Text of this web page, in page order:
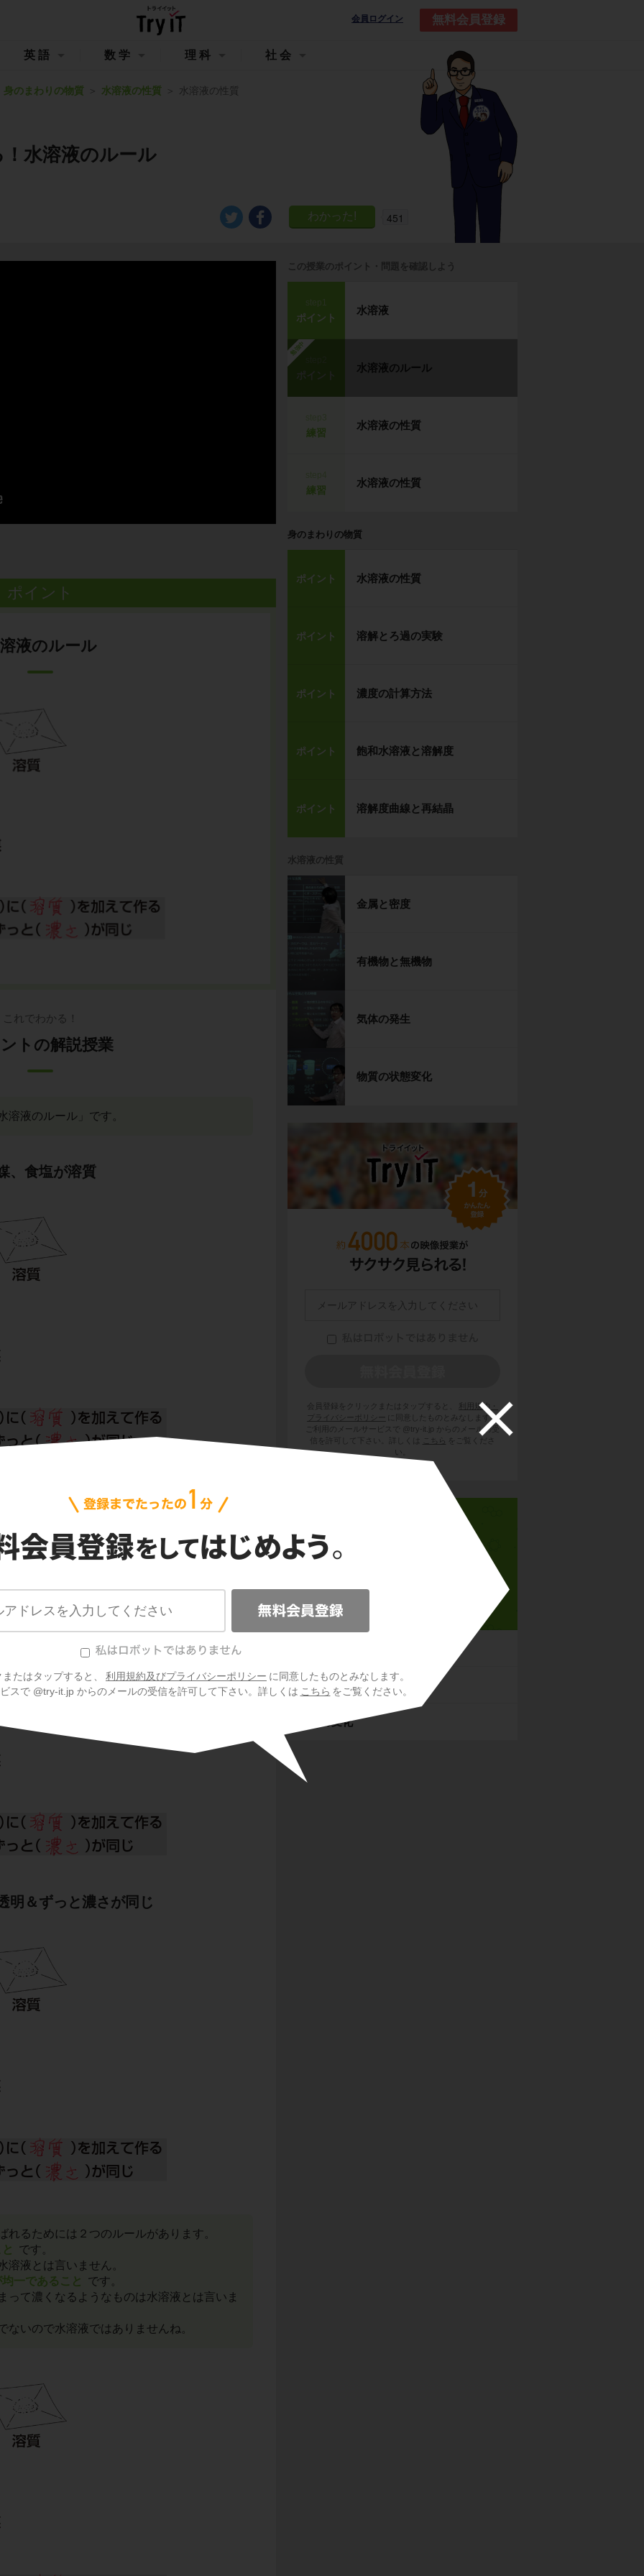
会員ログイン 無料会員登録
たはタップすると、 利用規約及びプライバシーポリシー に同意したものとみなします。
スで @try-it.jp からのメールの受信を許可して下さい。詳しくは こちら をご覧ください。
英語 数学 理科 社会
身のまわりの物質 水溶液の性質 水溶液の性質
水溶液のルール
451
ポイント
液のルール
これでわかる！
トの解説授業
溶液のルール」です。
、食塩が溶質
について学習しましょう。
かす液体のことを溶媒といいます。
のことを溶質 といいます。
明＆ずっと濃さが同じ
れるためには２つのルールがあります。
です。
溶液とは言いません。
一であること
です。
って濃くなるようなものは水溶液とは言いま
ないので水溶液ではありませんね。
この授業のポイント・問題を確認しよう
step1
ポイント
水溶液
勉強中
ポイント
水溶液のルール
練習
水溶液の性質
練習
水溶液の性質
身のまわりの物質
ポイント 水溶液の性質
ポイント 溶解とろ過の実験
ポイント 濃度の計算方法
ポイント 飽和水溶液と溶解度
ポイント 溶解度曲線と再結晶
水溶液の性質
金属と密度
有機物と無機物
気体の発生
物質の状態変化
会員登録をクリックまたはタップすると、
利用規約・
プライバシーポリシー
に同意したものとみなします。
ご利用のメールサービスで @try-it.jp からのメールの受
信を許可して下さい。詳しくは
こちら
をご覧くださ
い。
光・音・力
大地の変化